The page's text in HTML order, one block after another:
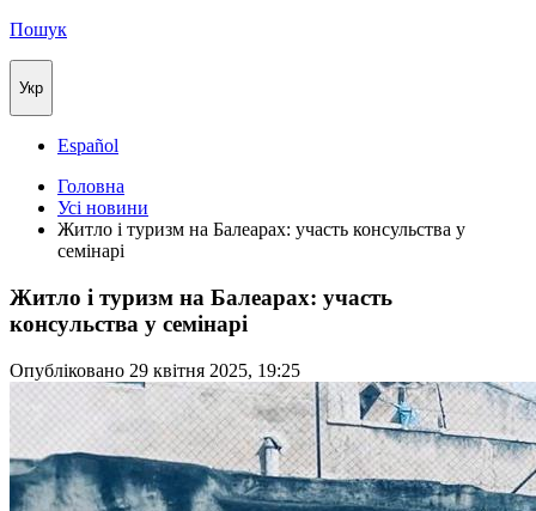
Пошук
Укр
Español
Головна
Усі новини
Житло і туризм на Балеарах: участь консульства у
семінарі
Житло і туризм на Балеарах: участь
консульства у семінарі
Опубліковано 29 квітня 2025, 19:25